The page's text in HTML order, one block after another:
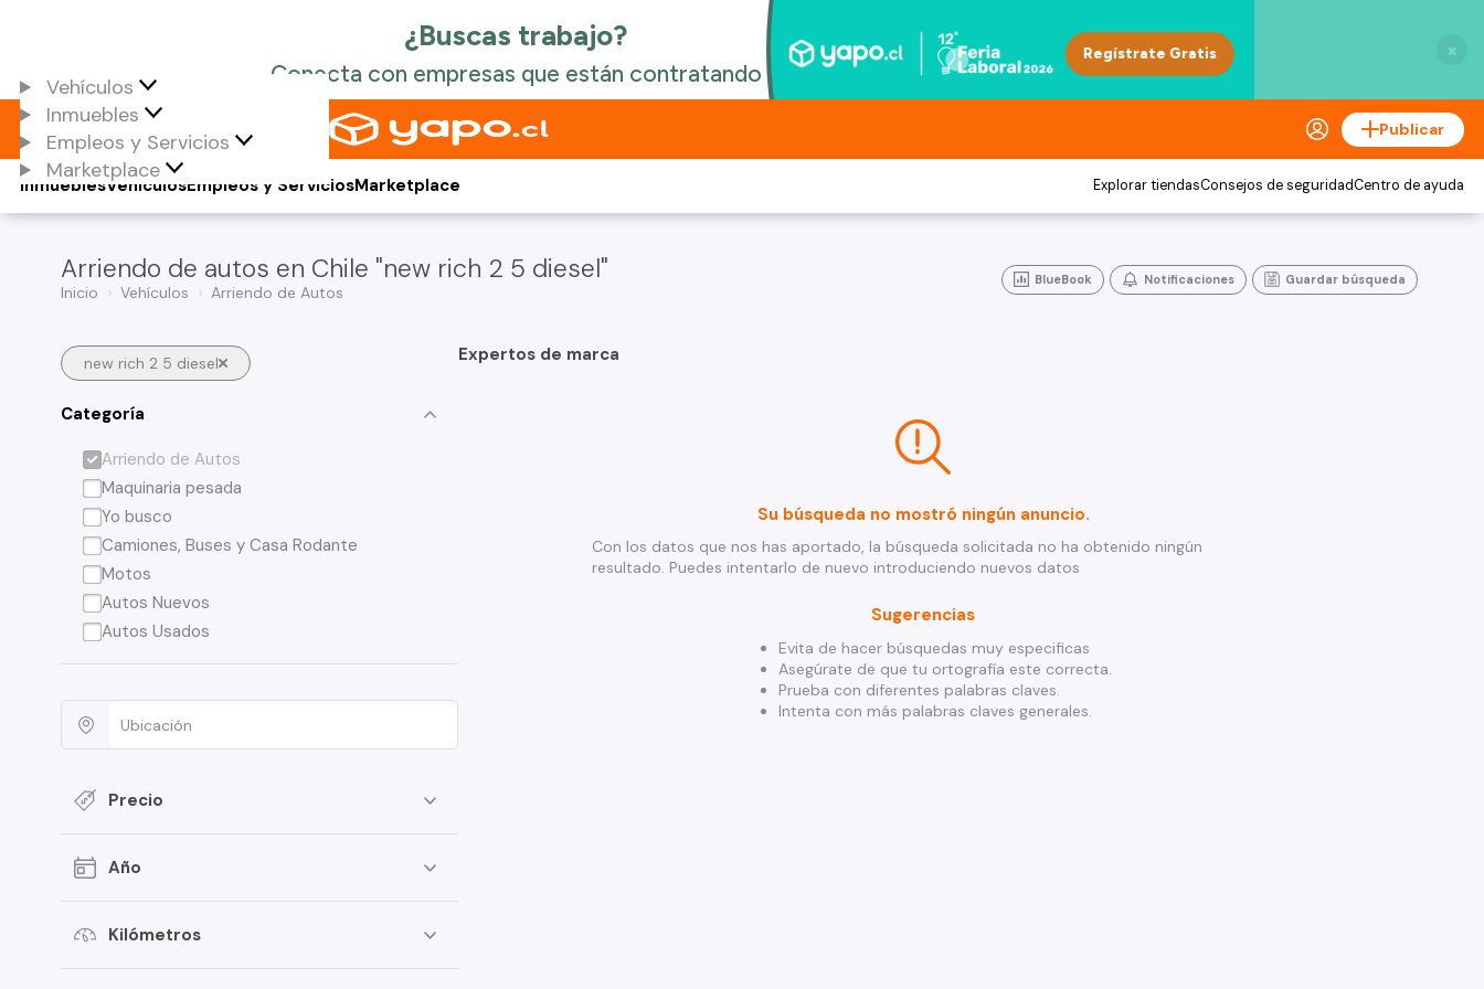
×
Vehículos
Inmuebles
Empleos y Servicios
Marketplace
Publicar
Vehículos
Inmuebles Empleos y ServiciosMarketplace Explorar tiendasConsejos de seguridadCentro de ayuda
Arriendo de autos en Chile "new rich 2 5 diesel"
Inicio Vehículos Arriendo de Autos
BlueBook Notificaciones Guardar búsqueda
new rich 2 5 diesel
Categoría
Arriendo de Autos
Maquinaria pesada
Yo busco
Camiones, Buses y Casa Rodante
Motos
Autos Nuevos
Autos Usados
Precio
Año
Kilómetros
Expertos de marca
Su búsqueda no mostró ningún anuncio.
Con los datos que nos has aportado, la búsqueda solicitada no ha obtenido ningún
resultado. Puedes intentarlo de nuevo introduciendo nuevos datos
Sugerencias
Evita de hacer búsquedas muy especificas
Asegúrate de que tu ortografía este correcta.
Prueba con diferentes palabras claves.
Intenta con más palabras claves generales.